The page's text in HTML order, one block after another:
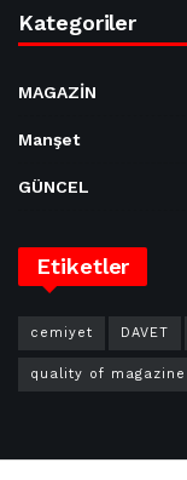
Kategoriler
MAGAZİN
Manşet
GÜNCEL
Etiketler
cemiyet DAVET
quality of magazine